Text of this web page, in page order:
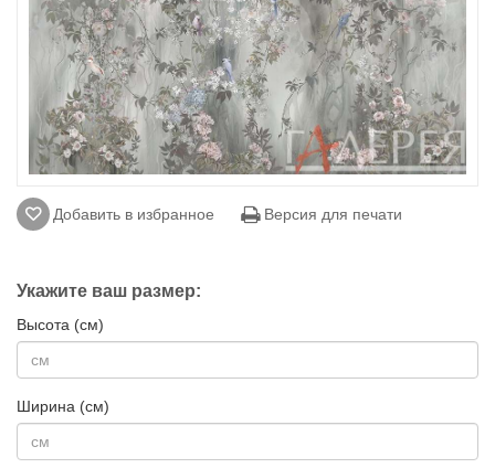
Добавить в избранное Версия для печати
Укажите ваш размер:
Высота (см)
Ширина (см)